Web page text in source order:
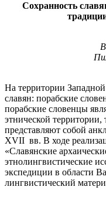
Сохранность
На территории
славян: порабские
порабские словенцы
этнической территории,
представляют собой
XVII вв. В ходе
«Славянские
этнолингвистические
экспедиции в области
лингвистический